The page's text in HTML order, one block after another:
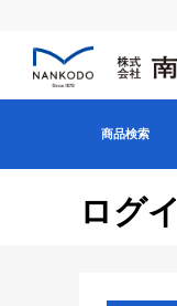
商品検索
ログ